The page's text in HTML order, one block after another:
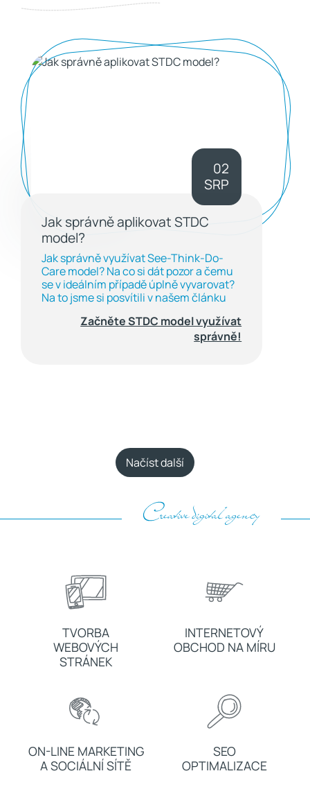
02
SRP
Jak správně aplikovat STDC
model?
Jak správně využívat See-Think-Do-
Care model? Na co si dát pozor a čemu
se v ideálním případě úplně vyvarovat?
Na to jsme si posvítili v našem článku
Začněte STDC model využívat
správně!
Načíst další
TVORBA
WEBOVÝCH
STRÁNEK
INTERNETOVÝ
OBCHOD NA MÍRU
ON-LINE MARKETING
A SOCIÁLNÍ SÍTĚ
SEO
OPTIMALIZACE